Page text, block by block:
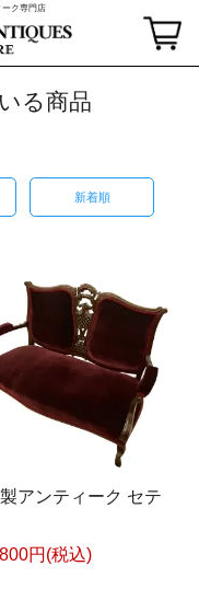
ーク専門店
る商品
新着順
アンティーク セテ
円(税込)